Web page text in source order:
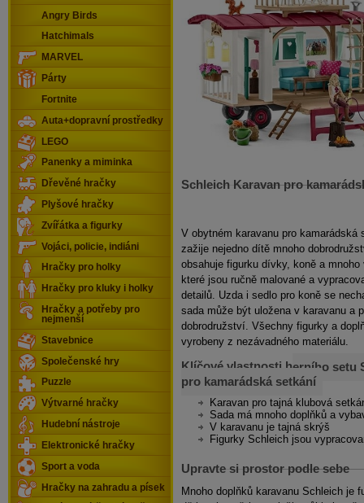
Schleich Karavan pro
V obytném karavanu pro kamarádská
zažije nejedno dítě mnoho
obsahuje figurku dívky, koně a
které jsou ručně malované a
detailů. Uzda i sedlo pro koně se
sada může být uložena v karavanu a
dobrodružství. Všechny figurky a
vyrobeny z nezávadného materiálu.
Klíčové vlastnosti herního setu
pro kamarádská setkání
Karavan pro tajná klubová
Sada má mnoho doplňků a
V karavanu je tajná skrýš
Figurky Schleich jsou
Upravte si prostor podle sebe
Mnoho doplňků karavanu Schleich je
Angry Birds
Hatchimals
MARVEL
Párty
Fortnite
Auta+dopravní prostředky
LEGO
Panenky a miminka
Dřevěné hračky
Plyšové hračky
Zvířátka a figurky
Vojáci, policie, indiáni
Hračky pro holky
Hračky pro kluky i holky
Hračky a potřeby pro
nejmenší
Stavebnice
Společenské hry
Puzzle
Výtvarné hračky
Hudební nástroje
Elektronické hračky
Sport a voda
Hračky na zahradu a písek